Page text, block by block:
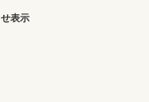
表示